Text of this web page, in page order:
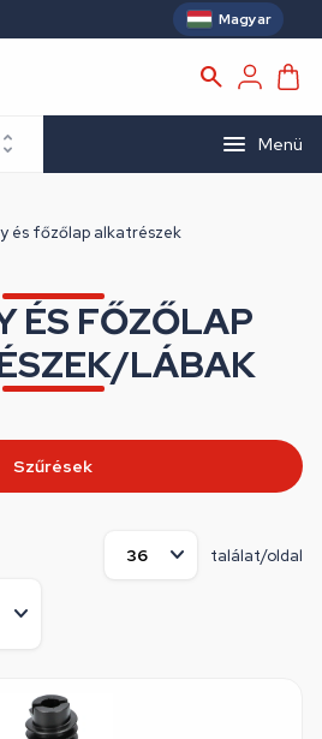
Magyar
Menü
és főzőlap alkatrészek
ÉS FŐZŐLAP
LÁBAK
találat/oldal
Szűrések